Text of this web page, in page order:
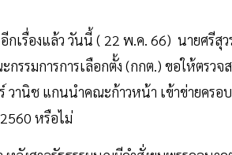
อีกเรื่องแล้ว วันนี้ ( 22 พ.ค. 66) นายศรี
กรรมการการเลือกตั้ง (กกต.) ขอให้ตรว
านิช แกนนำคณะก้าวหน้า เข้าข่ายครอ
หรือไม่